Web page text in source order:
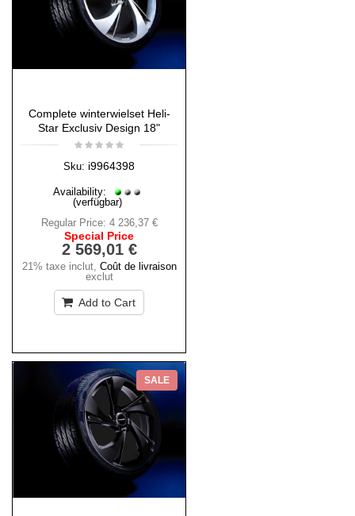
Complete winterwielset Heli-
Star Exclusiv Design 18"
Sku: i9964398
Availability:
(verfügbar)
Regular Price: 4 236,37 €
Special Price
2 569,01 €
21% taxe inclut, Coût de livraison
exclut
Add to Cart
SALE